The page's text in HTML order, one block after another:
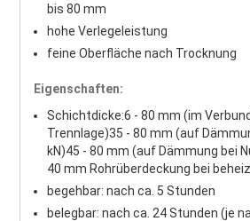
bis 80 mm
hohe Verlegeleistung
feine Oberfläche nach Trocknung
Eigenschaften:
Schichtdicke:6 - 80 mm (im
Trennlage)35 - 80 mm (auf
kN)45 - 80 mm (auf Dämmung bei
40 mm Rohrüberdeckung bei
begehbar: nach ca. 5 Stunden
belegbar: nach ca. 24 Stunden (je